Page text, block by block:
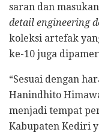
saran dan
detail engineering
koleksi artefak
ke-10 juga
“Sesuai dengan
Hanindhito
menjadi tempat
Kabupaten Kediri